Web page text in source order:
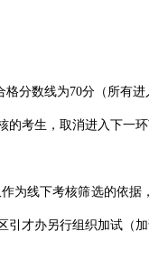
格分数线为70分（所有
考生，取消进入下一环
为线下考核筛选的依
才办另行组织加试（